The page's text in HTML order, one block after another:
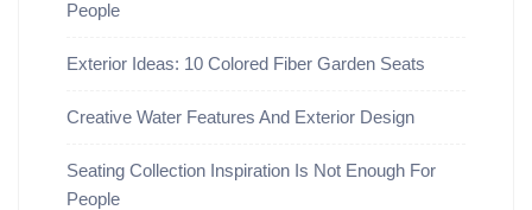
People
Exterior Ideas: 10 Colored Fiber Garden Seats
Creative Water Features And Exterior Design
Seating Collection Inspiration Is Not Enough For
People